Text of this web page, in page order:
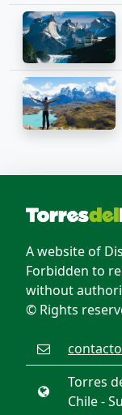
A website of
Forbidden to
without
© Rights
Torres
Chile -